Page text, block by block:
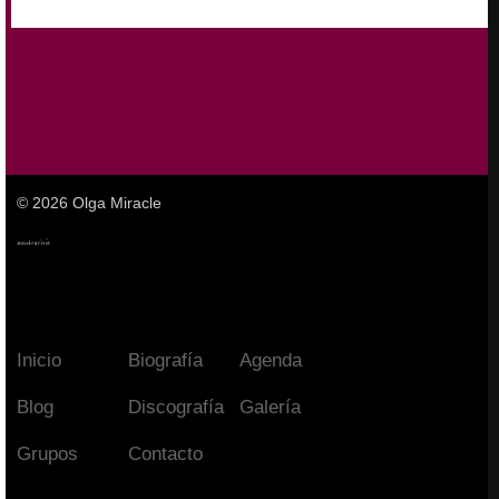
© 2026 Olga Miracle
Inicio Biografía Agenda
Blog Discografía Galería
Grupos Contacto